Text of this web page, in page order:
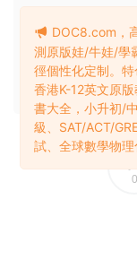
有侵權，請郵件
通知處理。
3、若您喜歡該電
技術支持與客戶服
0
DOC8.com，
測原版娃/牛娃/學
徑個性化定制。
香港K-12英文原
書大全，小升初/
級、SAT/ACT/
試、全球數學物